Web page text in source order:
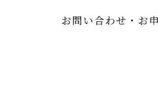
お問い合わせ・お